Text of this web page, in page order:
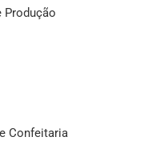
Produção
Confeitaria